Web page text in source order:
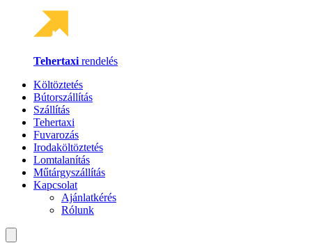
Tehertaxi rendelés
Költöztetés
Bútorszállítás
Szállítás
Tehertaxi
Fuvarozás
Irodaköltöztetés
Lomtalanítás
Műtárgyszállítás
Kapcsolat
Ajánlatkérés
Rólunk